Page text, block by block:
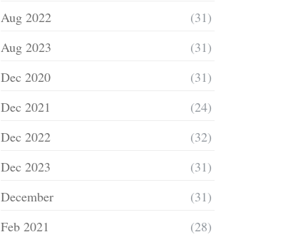
Aug 2022
(31)
Aug 2023
(31)
Dec 2020
(31)
Dec 2021
(24)
Dec 2022
(32)
Dec 2023
(31)
December
(31)
Feb 2021
(28)